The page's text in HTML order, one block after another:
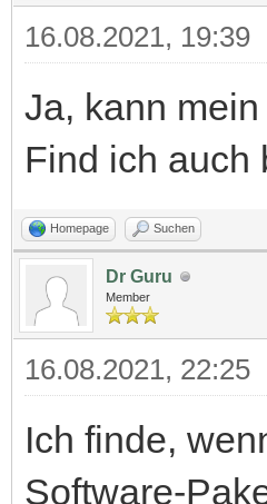
16.08.2021, 19:39
Ja, kann
Find ich auch
Homepage Suchen
Dr Guru
Member
16.08.2021, 22:25
Ich finde,
Software-